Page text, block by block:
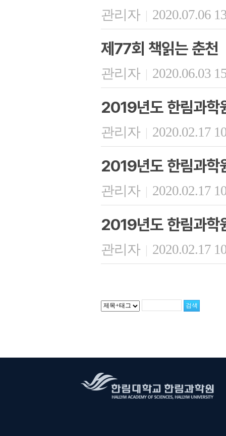
관리자 | 2020.07.06
제77회 책읽는 춘천
관리자 | 2020.06.03
2019년도 한림과학
관리자 | 2020.02.17
2019년도 한림과학
관리자 | 2020.02.17
2019년도 한림과학
관리자 | 2020.02.17